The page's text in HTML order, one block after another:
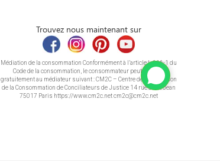
Trouvez nous maintenant sur
Médiation de la consommation Conformément à l’article L.616-1 du
Code de la consommation, le consommateur peut recourir
gratuitement au médiateur suivant : CM2C – Centre de la Médiation
de la Consommation de Conciliateurs de Justice 14 rue Saint Jean
75017 Paris https://www.cm2c.net cm2c@cm2c.net